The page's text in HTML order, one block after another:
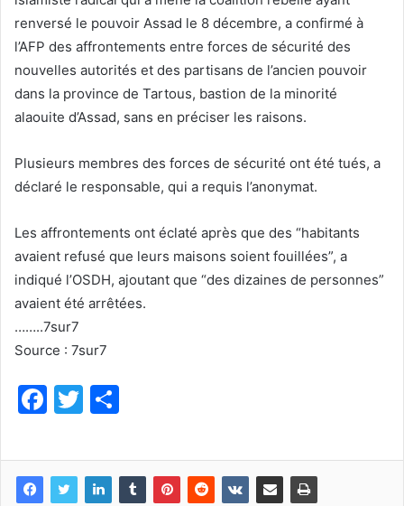
renversé le pouvoir Assad le 8 décembre, a confirmé à
l’AFP des affrontements entre forces de sécurité des
nouvelles autorités et des partisans de l’ancien pouvoir
dans la province de Tartous, bastion de la minorité
alaouite d’Assad, sans en préciser les raisons.
Plusieurs membres des forces de sécurité ont été tués, a
déclaré le responsable, qui a requis l’anonymat.
Les affrontements ont éclaté après que des “habitants
avaient refusé que leurs maisons soient fouillées”, a
indiqué l’OSDH, ajoutant que “des dizaines de personnes”
avaient été arrêtées.
……..7sur7
Source : 7sur7
F
c
e
T
itt
er
ta
g